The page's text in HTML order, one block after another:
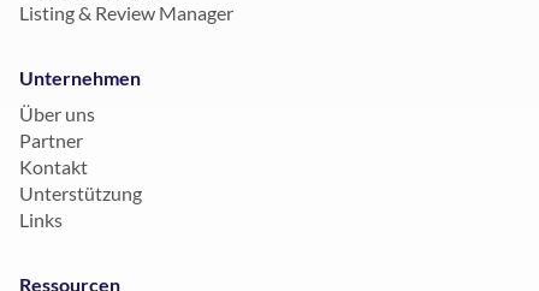
Listing & Review Manager
Unternehmen
Über uns
Partner
Kontakt
Unterstützung
Links
Ressourcen